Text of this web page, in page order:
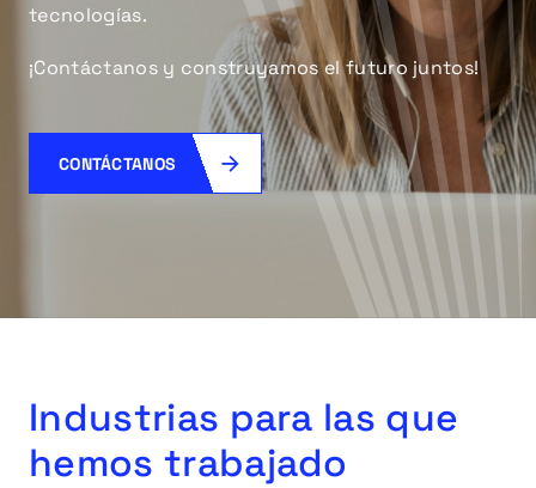
tecnologías.
¡Contáctanos y construyamos el futuro juntos!
CONTÁCTANOS
Industrias para las que
hemos trabajado